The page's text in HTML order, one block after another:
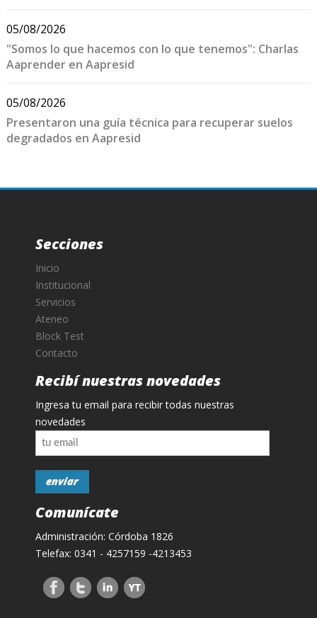
05/08/2026
"Somos lo que hacemos con lo que tenemos": Charlas
Aaprender en Aapresid
05/08/2026
Presentaron una guía técnica para recuperar suelos
degradados en Aapresid
Secciones
Inicio
Institucional
Servicios
Ateneo
Block Test
Contacto
Recibí nuestras novedades
Ingresa tu email para recibir todas nuestras
novedades
Comunícate
Administración: Córdoba 1826
Telefax: 0341 - 4257159 -4213453